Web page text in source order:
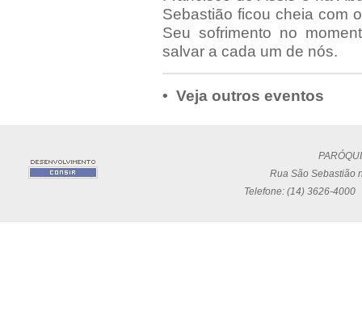
Sebastião ficou cheia com
Seu sofrimento no
salvar a cada um de nós.
• Veja outros eventos
Rua São Sebastião
Telefone: (14) 3626-